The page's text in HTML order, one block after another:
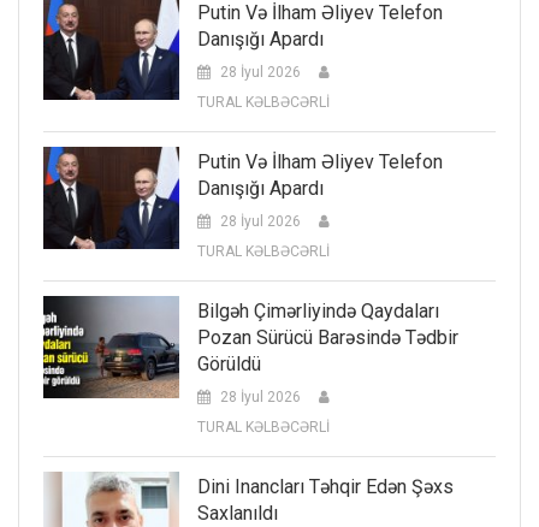
Putin Və İlham Əliyev Telefon
Danışığı Apardı
28 İyul 2026
TURAL KƏLBƏCƏRLİ
Putin Və İlham Əliyev Telefon
Danışığı Apardı
28 İyul 2026
TURAL KƏLBƏCƏRLİ
Bilgəh Çimərliyində Qaydaları
Pozan Sürücü Barəsində Tədbir
Görüldü
28 İyul 2026
TURAL KƏLBƏCƏRLİ
Dini Inancları Təhqir Edən Şəxs
Saxlanıldı